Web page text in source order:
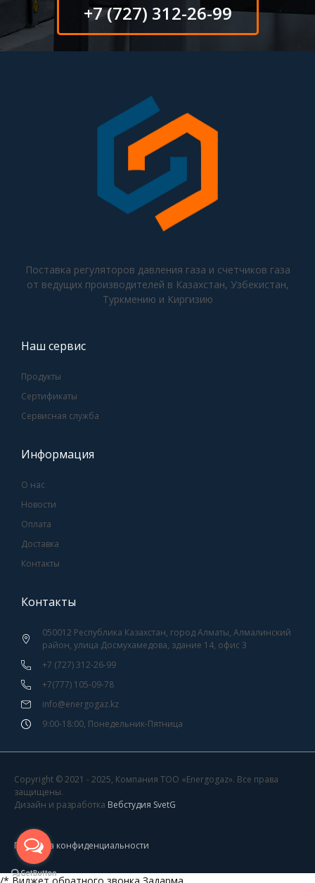
+7 (727) 312-26-99
Поставка регуляторов давления газа и счетчиков газа
от ведущих производителей в Казахстан, Узбекистан,
Туркмению и Киргизию
Наш сервис
Продукты
Сертификаты
Сервисная служба
Информация
О нас
Новости
Оплата
Доставка
Контакты
Контакты
050012 Республика Казахстан, город Алматы, Алмалинский
район, улица Досмухамедова, здание 14, офис 3
+7 (727) 312-26-99
+7(777) 105-09-78
info@energogaz.kz
9:00-18:00, Понедельник-Пятница
Copyright © 2021 - 2025, Компания ТОО «Energogaz». Все права
защищены.
Дизайн и разработка Вебстудия SvetG
Политика конфиденциальности